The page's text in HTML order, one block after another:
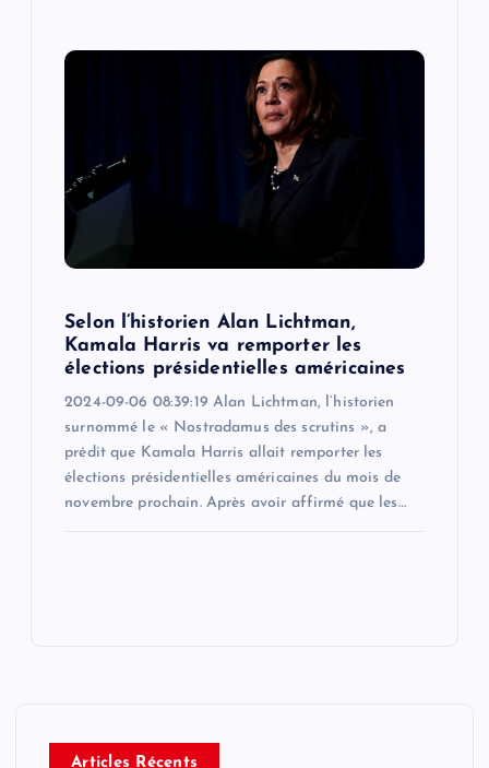
Selon l’historien Alan Lichtman,
Kamala Harris va remporter les
élections présidentielles américaines
2024-09-06 08:39:19 Alan Lichtman, l’historien
surnommé le « Nostradamus des scrutins », a
prédit que Kamala Harris allait remporter les
élections présidentielles américaines du mois de
novembre prochain. Après avoir affirmé que les…
Articles Récents